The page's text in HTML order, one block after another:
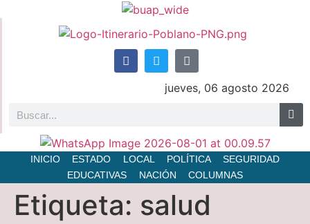
jueves, 06 agosto 2026
INICIO ESTADO LOCAL POLÍTICA
SEGURIDAD
EDUCATIVAS
NACIÓN COLUMNAS
Etiqueta: salud